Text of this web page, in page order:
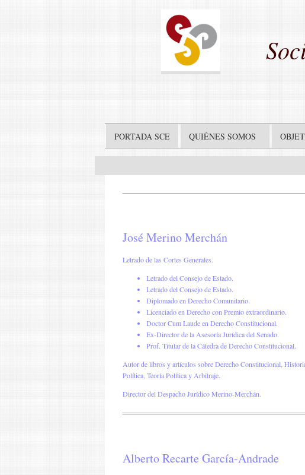
PORTADA SCE QUIÉNES SOMOS
José Merino Merchán
Letrado de las Cortes Generales.
Letrado del Consejo de Estado.
Letrado del Consejo de Estado.
Diplomado en Derecho Comunitario.
Licenciado en Derecho con Premio extraordinario.
Doctor Cum Laude en Derecho Constitucional.
Ex-Director de la Asesoría Jurídica del Senado.
Prof. Titular de la Cátedra de Derecho Constitucional.
Autor de libros y artículos sobre Derecho Constitucional,
Política, Teoría Política y Arbitraje.
Director del Despacho Jurídico Merino-Merchán.
Alberto Recarte García-Andrade